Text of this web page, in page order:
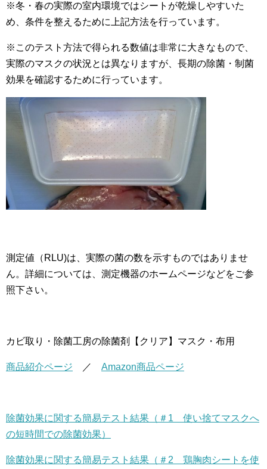
※冬・春の実際の室内環境ではシートが乾燥しやすいた
め、条件を整えるために上記方法を行っています。
※このテスト方法で得られる数値は非常に大きなもので、
実際のマスクの状況とは異なりますが、長期の除菌・制菌
効果を確認するために行っています。
測定値（RLU)は、実際の菌の数を示すものではありませ
ん。詳細については、測定機器のホームページなどをご参
照下さい。
カビ取り・除菌工房の除菌剤【クリア】マスク・布用
商品紹介ページ ／ Amazon商品ページ
除菌効果に関する簡易テスト結果（＃1 使い捨てマスクへ
の短時間での除菌効果）
除菌効果に関する簡易テスト結果（＃2 鶏胸肉シートを使